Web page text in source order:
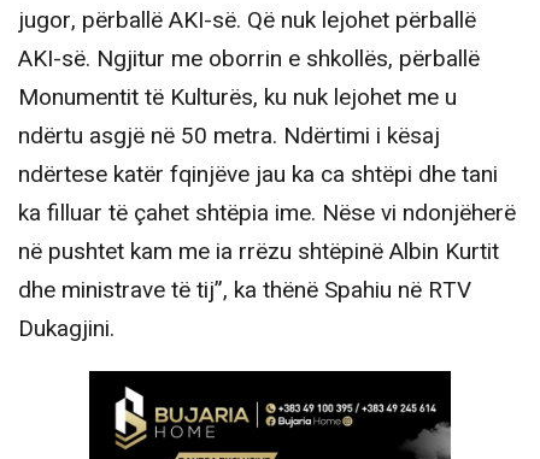
jugor, përballë AKI-së. Që nuk lejohet përballë
AKI-së. Ngjitur me oborrin e shkollës, përballë
Monumentit të Kulturës, ku nuk lejohet me u
ndërtu asgjë në 50 metra. Ndërtimi i kësaj
ndërtese katër fqinjëve jau ka ca shtëpi dhe tani
ka filluar të çahet shtëpia ime. Nëse vi ndonjëherë
në pushtet kam me ia rrëzu shtëpinë Albin Kurtit
dhe ministrave të tij”, ka thënë Spahiu në RTV
Dukagjini.